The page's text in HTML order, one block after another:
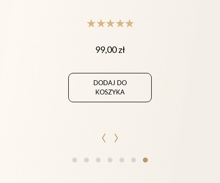
★★★★★
155,00zł
DODAJ DO
KOSZYKA
‹ ›